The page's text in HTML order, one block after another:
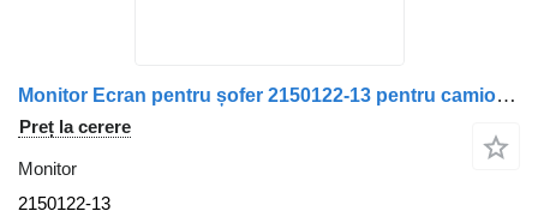
Monitor Ecran pentru șofer 2150122-13 pentru camion Thoreb Irisbus
Preț la cerere
Monitor
2150122-13